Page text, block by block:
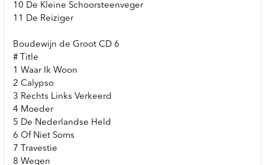
10 De Kleine Schoorsteenveger
11 De Reiziger
Boudewijn de Groot CD 6
# Title
1 Waar Ik Woon
2 Calypso
3 Rechts Links Verkeerd
4 Moeder
5 De Nederlandse Held
6 Of Niet Soms
7 Travestie
8 Wegen